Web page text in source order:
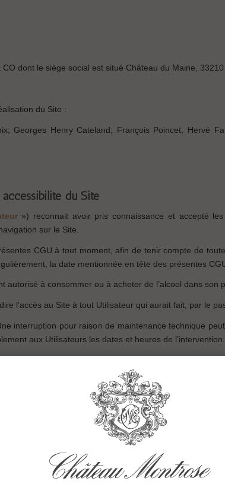
dont le siège social est situé Château du Maine,
du Site :
Georges Henry Cateland; François Poincet; Hervé
du Site
») reconnait avoir pris connaissance et accepté
sur le Site.
CGU à tout moment, afin de tenir compte de
la date mentionnée en tête des présentes
autorisé à consommer ou à acheter de l’alcool dans son
l’accès au Site à tout Utilisateur qui aurait fait, par le
interruption pour raison de maintenance technique
aux Utilisateurs les dates et heures de l’intervention.
des activités de Château Montrose.
à titre indicatif et sont susceptibles d’être mises à
informations aussi précises que possible, il ne saurait
des tiers partenaires qui lui fournissent ces informations.